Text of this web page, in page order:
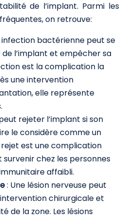
de l’implant. Parmi les
on retrouve:
infection bactérienne peut se
l’implant et empêcher sa
est la complication la
une intervention
elle représente
rejeter l’implant si son
le considère comme un
est une complication
survenir chez les personnes
affaibli.
: Une lésion nerveuse peut
chirurgicale et
de la zone. Les lésions